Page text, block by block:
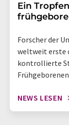
Ein
Forscher der
weltweit erste
kontrollierte
NEWS LESEN